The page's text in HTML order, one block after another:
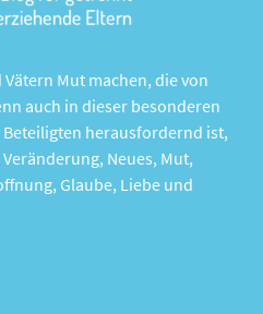
Mut machen, die von
auch in dieser besonderen
herausfordernd ist,
Neues, Mut,
Glaube, Liebe und